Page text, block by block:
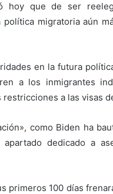
hoy que de ser
política migratoria aún
en la futura
a los inmigrantes
a las visas
como Biden ha
dedicado a
primeros 100 días